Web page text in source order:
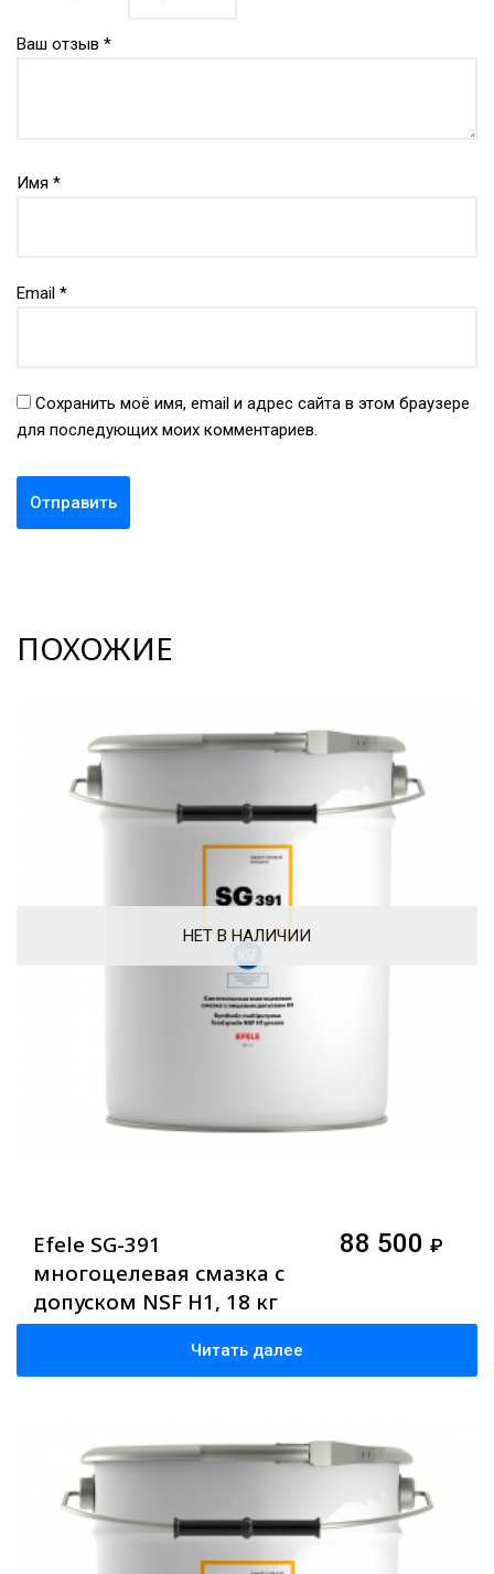
Ваш отзыв *
Имя *
Email *
Сохранить моё имя, email и адрес сайта в этом браузере
для последующих моих комментариев.
ПОХОЖИЕ
НЕТ В НАЛИЧИИ
Efele SG-391
многоцелевая смазка с
допуском NSF H1, 18 кг
88 500 ₽
Читать далее